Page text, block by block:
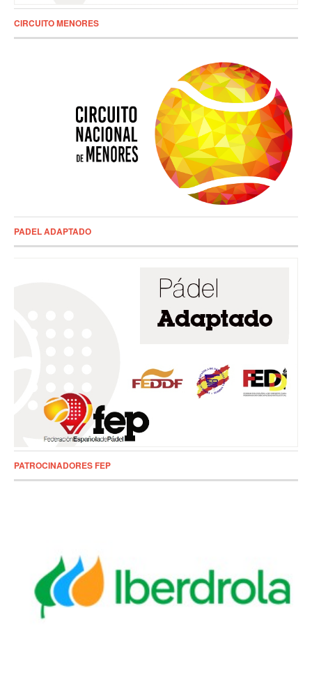
CIRCUITO MENORES
PADEL ADAPTADO
PATROCINADORES FEP